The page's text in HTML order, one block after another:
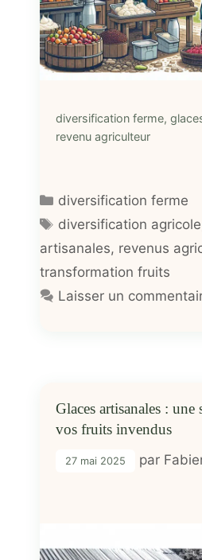
diversification ferme,
revenu agriculteur
Catégories
diversification ferme
Étiquettes
diversification agricole
artisanales, revenus
transformation fruits
Laisser un
Glaces artisanales :
vos fruits invendus
27 mai 2025 par